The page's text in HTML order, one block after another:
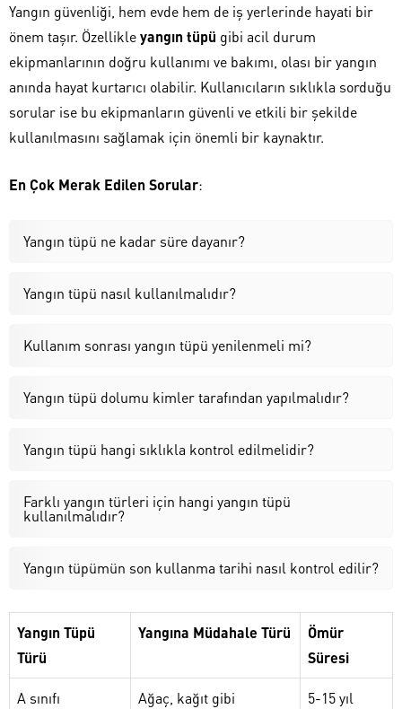
Yangın güvenliği, hem evde hem de iş yerlerinde hayati bir
önem taşır. Özellikleyangın tüpü gibi acil durum
ekipmanlarının doğru kullanımı ve bakımı, olası bir yangın
anında hayat kurtarıcı olabilir. Kullanıcıların sıklıkla sorduğu
sorular ise bu ekipmanların güvenli ve etkili bir şekilde
kullanılmasını sağlamak için önemli bir kaynaktır.
En Çok Merak Edilen Sorular:
Yangın tüpü ne kadar süre dayanır?
Yangın tüpü nasıl kullanılmalıdır?
Kullanım sonrası yangın tüpü yenilenmeli mi?
Yangın tüpü dolumu kimler tarafından yapılmalıdır?
Yangın tüpü hangi sıklıkla kontrol edilmelidir?
Farklı yangın türleri için hangi yangın tüpü
kullanılmalıdır?
Yangın tüpümün son kullanma tarihi nasıl kontrol edilir?
Yangın Tüpü
Türü
Yangına Müdahale Türü
Ömür
Süresi
A sınıfı Ağaç, kağıt gibi 5-15 yıl